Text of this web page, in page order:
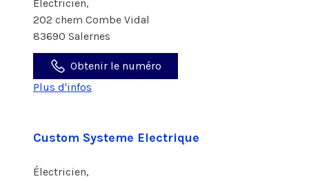
Électricien,
202 chem Combe Vidal
83690 Salernes
Obtenir le numéro
Plus d'infos
Custom Systeme Electrique
Électricien,